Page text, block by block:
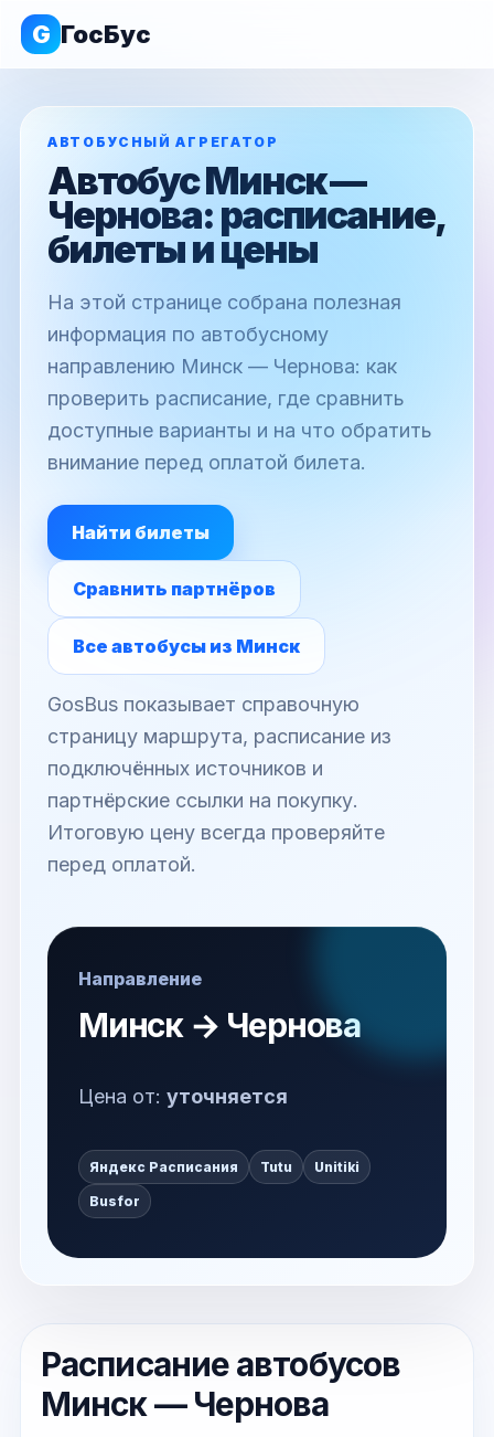
G ГосБус
АВТОБУСНЫЙ АГРЕГАТОР
Автобус Минск —
Чернова: расписание,
билеты и цены
На этой странице собрана полезная
информация по автобусному
направлению Минск — Чернова: как
проверить расписание, где сравнить
доступные варианты и на что обратить
внимание перед оплатой билета.
Найти билеты
Сравнить партнёров
Все автобусы из Минск
GosBus показывает справочную
страницу маршрута, расписание из
подключённых источников и
партнёрские ссылки на покупку.
Итоговую цену всегда проверяйте
перед оплатой.
Направление
Минск → Чернова
Цена от: уточняется
Яндекс Расписания Tutu Unitiki
Busfor
Расписание автобусов
Минск — Чернова